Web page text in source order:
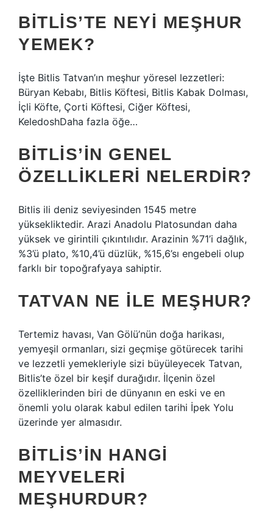
BITLIS’TE NEYI MEŞHUR
YEMEK?
İşte Bitlis Tatvan’ın meşhur yöresel lezzetleri:
Büryan Kebabı, Bitlis Köftesi, Bitlis Kabak Dolması,
İçli Köfte, Çorti Köftesi, Ciğer Köftesi,
KeledoshDaha fazla öğe…
BITLIS’IN GENEL
ÖZELLIKLERI NELERDIR?
Bitlis ili deniz seviyesinden 1545 metre
yüksekliktedir. Arazi Anadolu Platosundan daha
yüksek ve girintili çıkıntılıdır. Arazinin %71’i dağlık,
%3’ü plato, %10,4’ü düzlük, %15,6’sı engebeli olup
farklı bir topoğrafyaya sahiptir.
TATVAN NE ILE MEŞHUR?
Tertemiz havası, Van Gölü’nün doğa harikası,
yemyeşil ormanları, sizi geçmişe götürecek tarihi
ve lezzetli yemekleriyle sizi büyüleyecek Tatvan,
Bitlis’te özel bir keşif durağıdır. İlçenin özel
özelliklerinden biri de dünyanın en eski ve en
önemli yolu olarak kabul edilen tarihi İpek Yolu
üzerinde yer almasıdır.
BITLIS’IN HANGI
MEYVELERI
MEŞHURDUR?